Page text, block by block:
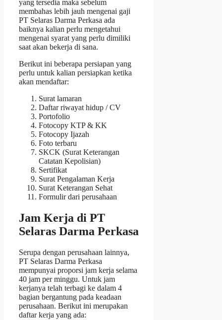
yang tersedia maka sebelum
membahas lebih jauh mengenai gaji
PT Selaras Darma Perkasa ada
baiknya kalian perlu mengetahui
mengenai syarat yang perlu dimiliki
saat akan bekerja di sana.
Berikut ini beberapa persiapan yang
perlu untuk kalian persiapkan ketika
akan mendaftar:
Surat lamaran
Daftar riwayat hidup / CV
Portofolio
Fotocopy KTP & KK
Fotocopy Ijazah
Foto terbaru
SKCK (Surat Keterangan
Catatan Kepolisian)
Sertifikat
Surat Pengalaman Kerja
Surat Keterangan Sehat
Formulir dari perusahaan
Jam Kerja di PT
Selaras Darma Perkasa
Serupa dengan perusahaan lainnya,
PT Selaras Darma Perkasa
mempunyai proporsi jam kerja selama
40 jam per minggu. Untuk jam
kerjanya telah terbagi ke dalam 4
bagian bergantung pada keadaan
perusahaan. Berikut ini merupakan
daftar kerja yang ada: